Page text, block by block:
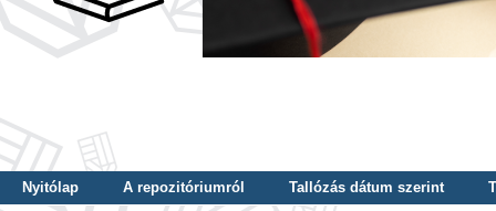
Nyitólap A repozitóriumról Tallózás dátum szerint